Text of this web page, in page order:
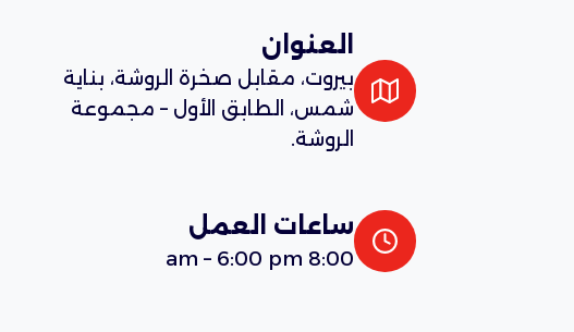
العنوان
بيروت، مقابل صخرة الروشة، بناية
شمس، الطابق الأول – مجموعة
الروشة.
ساعات العمل
8:00 am – 6:00 pm